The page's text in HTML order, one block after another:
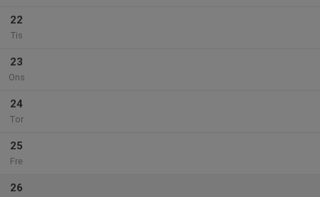
22
Tis
23
Ons
24
Tor
25
Fre
26